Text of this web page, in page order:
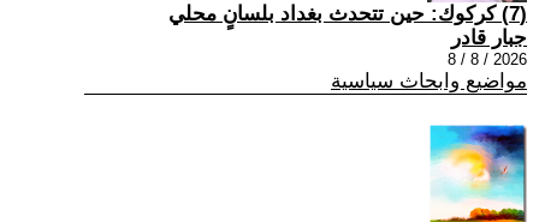
(7) كركوك: حين تتحدث بغداد بلسانٍ محلي
جبار قادر
2026 / 8 / 8
مواضيع وابحاث سياسية